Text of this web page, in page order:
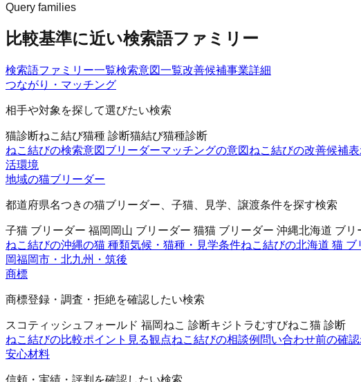
Query families
比較基準に近い検索語ファミリー
検索語ファミリー一覧検索意図一覧改善候補事業詳細
つながり・マッチング
相手や対象を探して選びたい検索
猫診断ねこ結び猫種 診断猫結び猫種診断
ねこ結びの検索意図 ブリーダーマッチングの意図 ねこ結びの改善候補
活環境
地域の猫ブリーダー
都道府県名つきの猫ブリーダー、子猫、見学、譲渡条件を探す検索
子猫 ブリーダー 福岡 岡山 ブリーダー 猫猫 ブリーダー 沖縄北海道 ブリ
ねこ結びの沖縄の猫 種類気候・猫種・見学条件ねこ結びの北海道 猫 ブ
岡福岡市・北九州・筑後
商標
商標登録・調査・拒絶を確認したい検索
スコティッシュフォールド 福岡ねこ 診断キジトラむすびねこ 猫 診断
ねこ結びの比較ポイント 見る観点ねこ結びの相談例 問い合わせ前の確認
安心材料
信頼・実績・評判を確認したい検索